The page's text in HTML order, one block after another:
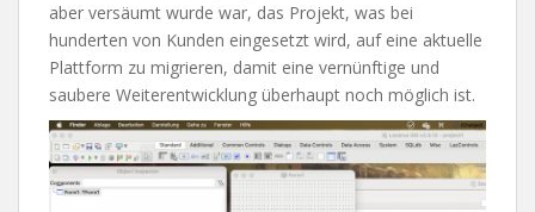
aber versäumt wurde war, das Projekt, was bei
hunderten von Kunden eingesetzt wird, auf eine aktuelle
Plattform zu migrieren, damit eine vernünftige und
saubere Weiterentwicklung überhaupt noch möglich ist.